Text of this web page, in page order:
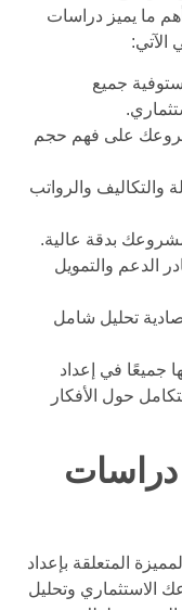
ما يميز دراسات
الآتي:
جميع
على فهم حجم
والتكاليف والرواتب
بدقة عالية.
الدعم والتمويل
تحليل شامل
جميعًا في إعداد
حول الأفكار
المتعلقة بإعداد
الاستثماري وتحليل